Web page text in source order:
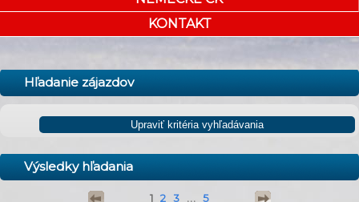
KONTAKT
Hľadanie zájazdov
Výsledky hľadania
1 2 3 ... 5